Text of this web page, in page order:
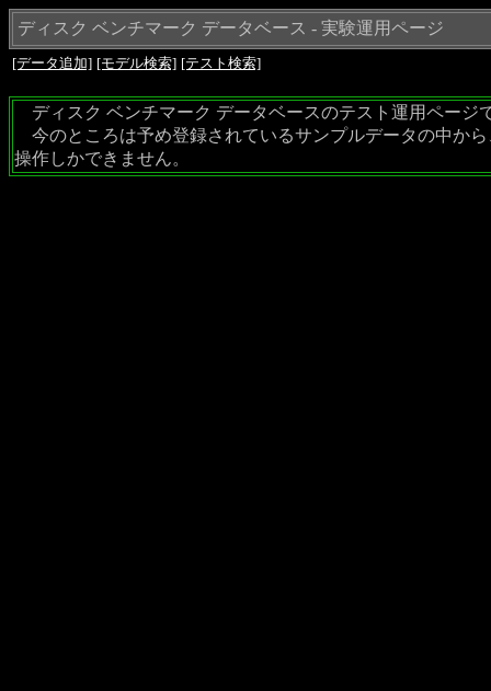
ディスク ベンチマーク データベース - 実験運用ページ
[データ追加] [モデル検索] [テスト検索]
ディスク ベンチマーク データベースのテスト運用ページ
今のところは予め登録されているサンプルデータの中か
操作しかできません。